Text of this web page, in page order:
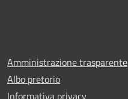
Amministrazione trasparente
Albo pretorio
Informativa privacy